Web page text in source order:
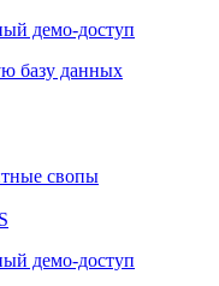
демо-доступ
базу данных
свопы
демо-доступ